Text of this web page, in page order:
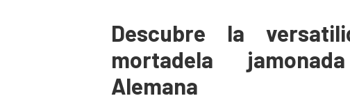
Descubre la
mortadela
Alemana